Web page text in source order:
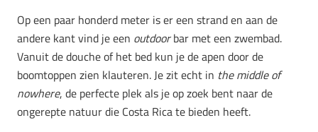
Op een paar honderd meter is er een strand en aan de
andere kant vind je een outdoorbar met een zwembad.
Vanuit de douche of het bed kun je de apen door de
boomtoppen zien klauteren. Je zit echt in the middle of
nowhere, de perfecte plek als je op zoek bent naar de
ongerepte natuur die Costa Rica te bieden heeft.